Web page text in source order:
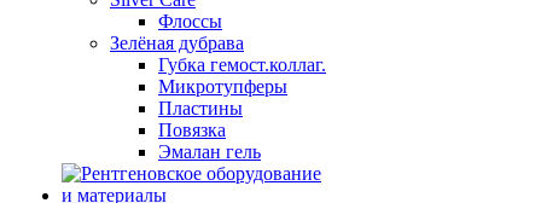
Флоссы
Зелёная дубрава
Губка гемост.коллаг.
Микротупферы
Пластины
Повязка
Эмалан гель